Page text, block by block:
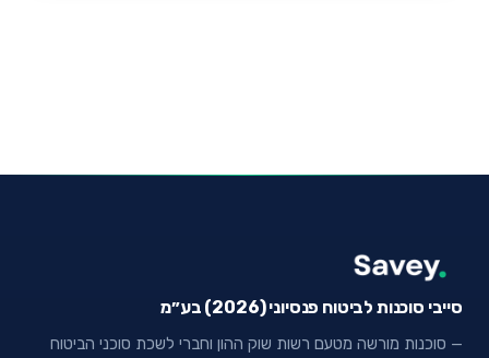
סייבי סוכנות לביטוח פנסיוני (2026) בע״מ
— סוכנות מורשה מטעם רשות שוק ההון וחברי לשכת סוכני הביטוח